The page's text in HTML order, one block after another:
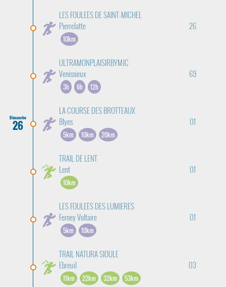
LES FOULEES DE SAINT-MICHEL
Pierrelatte
26
10km
ULTRAMONPLAISIRBYMJC
Venissieux
69
3h 6h 12h
Dimanche
26
LA COURSE DES BROTTEAUX
Blyes
01
5km 10km 20km
TRAIL DE LENT
Lent
01
10km
LES FOULEES DES LUMIERES
Ferney Voltaire
01
5km 10km
TRAIL NATURA SIOULE
Ebreuil
03
11km 22km 32km 53km